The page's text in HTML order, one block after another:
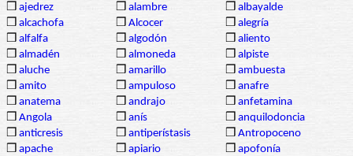
❒ ajedrez ❒ alambre ❒ albayalde
❒ alcachofa ❒ Alcocer ❒ alegría
❒ alfalfa ❒ algodón ❒ aliento
❒ almadén ❒ almoneda ❒ alpiste
❒ aluche ❒ amarillo ❒ ambuesta
❒ amito ❒ ampuloso ❒ anafre
❒ anatema ❒ andrajo ❒ anfetamina
❒ Angola ❒ anís ❒ anquilodoncia
❒ anticresis ❒ antiperístasis ❒ Antropoceno
❒ apache ❒ apiario ❒ apofonía